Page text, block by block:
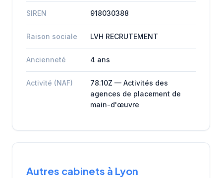
SIREN 918030388
Raison sociale LVH RECRUTEMENT
Ancienneté 4 ans
Activité (NAF)
78.10Z — Activités des
agences de placement de
main-d'œuvre
Autres cabinets à Lyon